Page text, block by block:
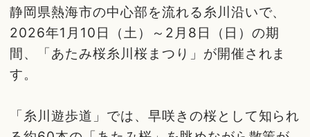
静岡県熱海市の中心部を流れる糸川沿いで、
2026年1月10日（土）～2月8日（日）の期
間、「あたみ桜糸川桜まつり」が開催されま
す。
「糸川遊歩道」では、早咲きの桜として知られ